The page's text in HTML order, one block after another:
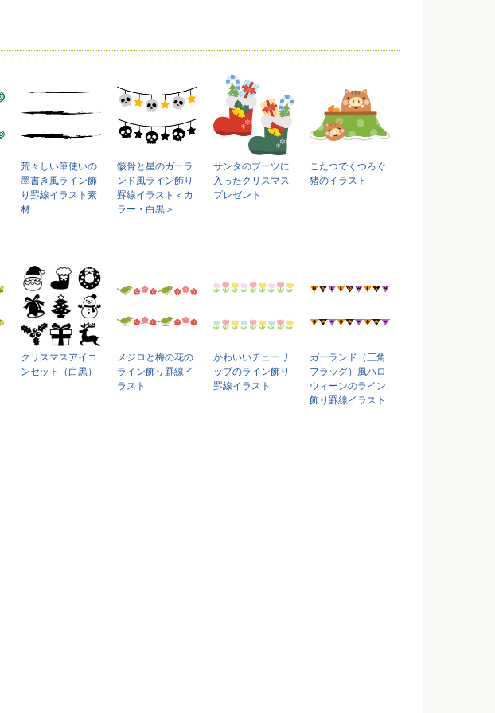
荒々しい筆使いの
墨書き風ライン飾
り罫線イラスト素
材
骸骨と星のガーラ
ンド風ライン飾り
罫線イラスト＜カ
ラー・白黒＞
サンタのブーツに
入ったクリスマス
プレゼント
こたつでくつろぐ
猪のイラスト
クリスマスアイコ
ンセット（白黒）
メジロと梅の花の
ライン飾り罫線イ
ラスト
かわいいチューリ
ップのライン飾り
罫線イラスト
ガーランド（三角
フラッグ）風ハロ
ウィーンのライン
飾り罫線イラスト